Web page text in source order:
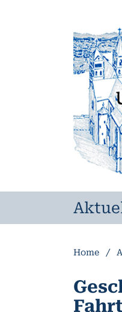
Home /